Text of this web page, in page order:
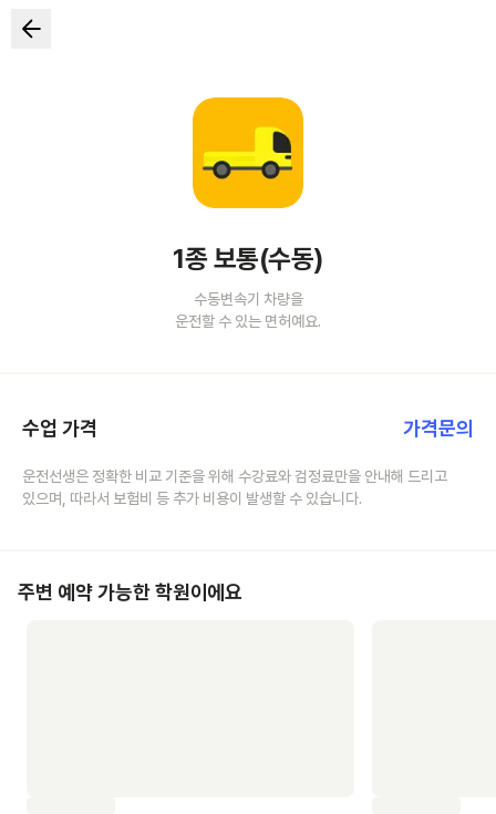
1종 보통(수동)
수동변속기 차량을
운전할 수 있는 면허예요.
수업 가격 가격문의
운전선생은 정확한 비교 기준을 위해 수강료와 검정료만을 안내해 드리고
있으며, 따라서 보험비 등 추가 비용이 발생할 수 있습니다.
주변 예약 가능한 학원이에요